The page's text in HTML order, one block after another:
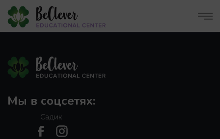
Мы в соцсетях:
Садик